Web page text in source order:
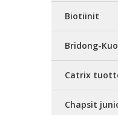
Biotiinit
Bridong-
Catrix
Chapsit